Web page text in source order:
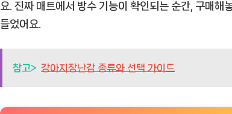
요. 진짜 매트에서 방수 기능이 확인되는 순간, 구매해
들었어요.
참고> 강아지장난감 종류와 선택 가이드